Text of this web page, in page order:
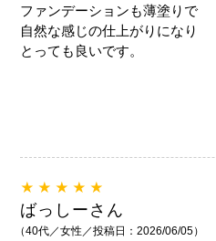
ファンデーションも薄塗りで
自然な感じの仕上がりになり
とっても良いです。
★★★★★
ばっしーさん
（40代／女性／投稿日：2026/06/05）